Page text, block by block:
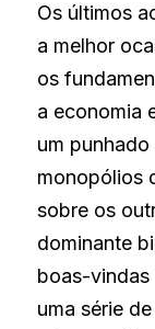
Os últimos
a melhor
os
a economia
um
monopólios
sobre os
dominante
boas-vindas
uma série